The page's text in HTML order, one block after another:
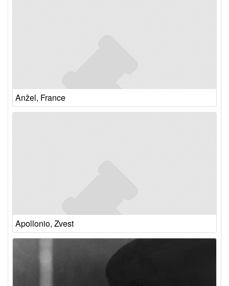
Anžel, France
Apollonio, Zvest